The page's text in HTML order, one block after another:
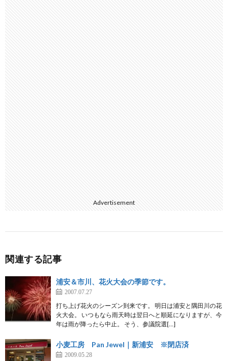
Advertisement
関連する記事
浦安＆市川、花火大会の季節です。
2007.07.27
打ち上げ花火のシーズン到来です。 明日は浦安と隅田川の花
火大会。 いつもなら雨天時は翌日へと順延になりますが、今
年は雨が降ったら中止。 そう、参議院選[…]
小麦工房 Pan Jewel｜新浦安 ※閉店済
2009.05.28